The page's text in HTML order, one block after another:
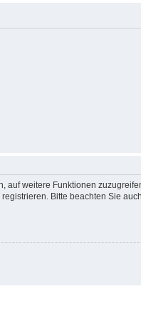
weitere Funktionen
Bitte beachten Sie